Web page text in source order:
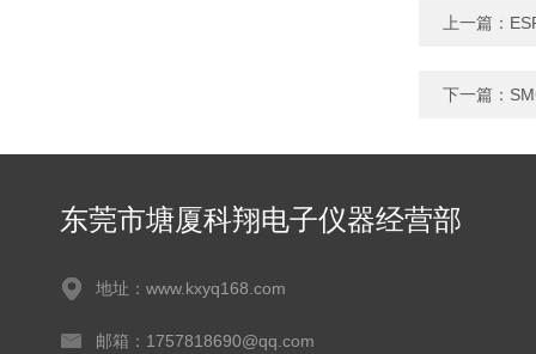
上一篇：
下一篇：
东莞市塘厦科翔电子仪器经营部
地址：www.kxyq168.com
邮箱：1757818690@qq.com